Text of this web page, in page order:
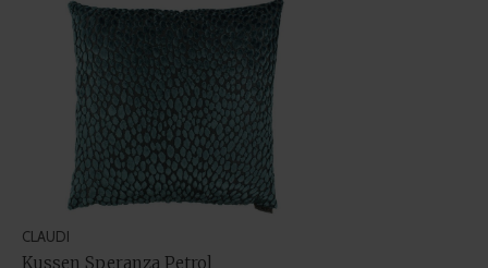
CLAUDI
Kussen Speranza Petrol